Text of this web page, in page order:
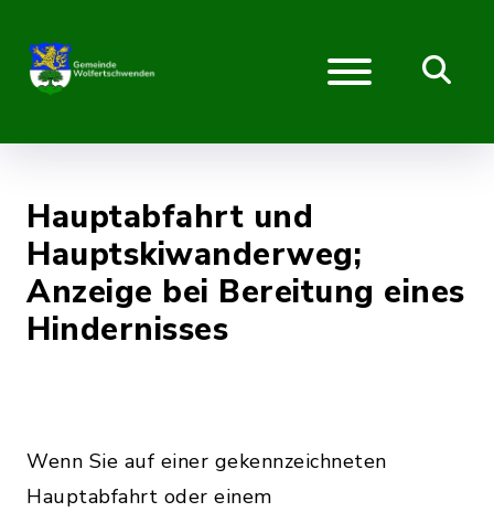
Hauptabfahrt und
Hauptskiwanderweg;
Anzeige bei Bereitung eines
Hindernisses
Wenn Sie auf einer gekennzeichneten
Hauptabfahrt oder einem